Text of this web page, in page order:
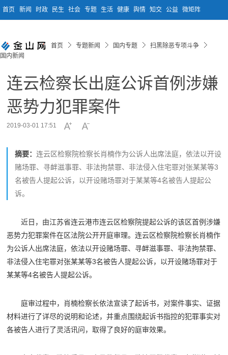
首页 新闻 时政 民生 社会 专题 生活 健康 舆情 知交 公益 微矩阵
首页 专题新闻 国内专题
扫黑除恶专项斗争
国内新闻
连云检察长出庭公诉首例涉嫌
恶势力犯罪案件
2019-03-01 17:51
摘要：连云区检察院检察长肖楠作为公诉人出席法庭，依法以开设
赌场罪、寻衅滋事罪、非法拘禁罪、非法侵入住宅罪对张某某等3
名被告人提起公诉，以开设赌场罪对于某某等4名被告人提起公
诉。
近日，由江苏省连云港市连云区检察院提起公诉的该区首例涉嫌
恶势力犯罪案件在区法院公开开庭审理。连云区检察院检察长肖楠作
为公诉人出席法庭，依法以开设赌场罪、寻衅滋事罪、非法拘禁罪、
非法侵入住宅罪对张某某等3名被告人提起公诉，以开设赌场罪对于
某某等4名被告人提起公诉。
庭审过程中，肖楠检察长依法宣读了起诉书，对案件事实、证据
材料进行了详尽的说明和论述，并重点围绕起诉书指控的犯罪事实对
各被告人进行了灵活讯问，取得了良好的庭审效果。